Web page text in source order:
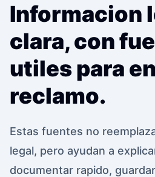
Informacion
clara, con
utiles para
reclamo.
Estas fuentes no
legal, pero ayudan a
documentar rapido,